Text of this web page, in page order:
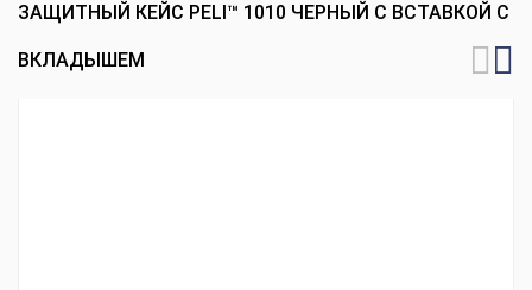
ЗАЩИТНЫЙ КЕЙС PELI™ 1010 ЧЕРНЫЙ С ВСТАВКОЙ С
ВКЛАДЫШЕМ